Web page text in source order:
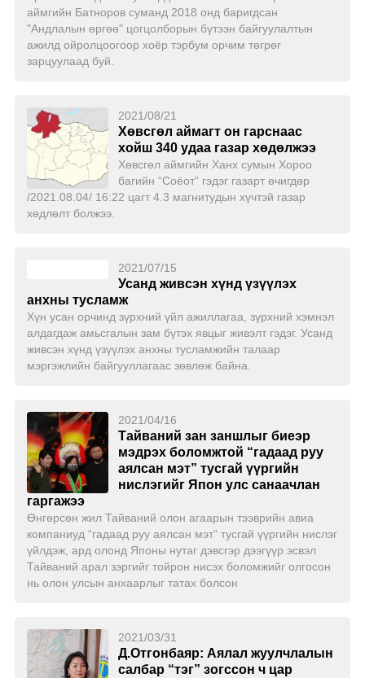
аймгийн Батноров суманд 2018 онд баригдсан
"Андлалын өргөө" цогцолборын бүтээн байгуулалтын
ажилд ойролцоогоор хоёр тэрбум орчим төгрөг
зарцуулаад буй.
2021/08/21
Хөвсгөл аймагт он гарснаас
хойш 340 удаа газар хөдөлжээ
Хөвсгөл аймгийн Ханх сумын Хороо
багийн “Соёот” гэдэг газарт өчигдөр
/2021.08.04/ 16:22 цагт 4.3 магнитудын хүчтэй газар
хөдлөлт болжээ.
2021/07/15
Усанд живсэн хүнд үзүүлэх
анхны тусламж
Хүн усан орчинд зүрхний үйл ажиллагаа, зүрхний хэмнэл
алдагдаж амьсгалын зам бүтэх явцыг живэлт гэдэг. Усанд
живсэн хүнд үзүүлэх анхны тусламжийн талаар
мэргэжлийн байгууллагаас зөвлөж байна.
2021/04/16
Тайваний зан заншлыг биеэр
мэдрэх боломжтой “гадаад руу
аялсан мэт” тусгай үүргийн
нислэгийг Япон улс санаачлан
гаргажээ
Өнгөрсөн жил Тайваний олон агаарын тээврийн авиа
компаниуд “гадаад руу аялсан мэт” тусгай үүргийн нислэг
үйлдэж, ард олонд Японы нутаг дэвсгэр дээгүүр эсвэл
Тайваний арал зэргийг тойрон нисэх боломжийг олгосон
нь олон улсын анхаарлыг татах болсон
2021/03/31
Д.Отгонбаяр: Аялал жуулчлалын
салбар “тэг” зогссон ч цар